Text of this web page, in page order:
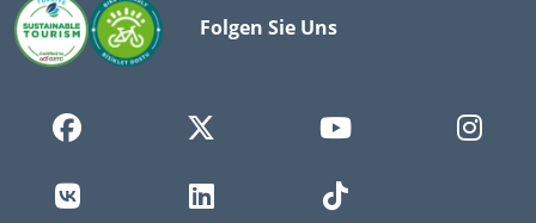
Folgen Sie Uns